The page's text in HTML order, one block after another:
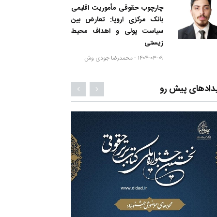
چارچوب حقوقی مأموریت اقلیمی
بانک مرکزی اروپا: تعارض بین
سیاست پولی و اهداف محیط
زیستی
۱۴۰۴-۰۳-۰۹ - محمدرضا جودی وش
پیش رو